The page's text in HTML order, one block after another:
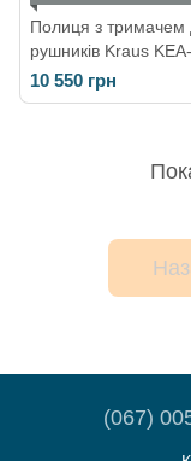
Полиця з тримачем
рушників Kraus KEA-
16542CH
10 550 грн
(067)